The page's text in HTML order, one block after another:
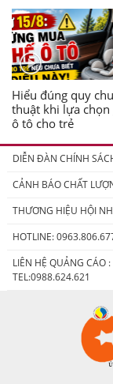
Hiểu đúng quy
thuật khi lựa chọn
ô tô cho trẻ
DIỄN ĐÀN CHÍNH
CẢNH BÁO CHẤT
THƯƠNG HIỆU HỘI
HOTLINE:
LIÊN HỆ QUẢNG CÁO :
TEL:0988.624.621